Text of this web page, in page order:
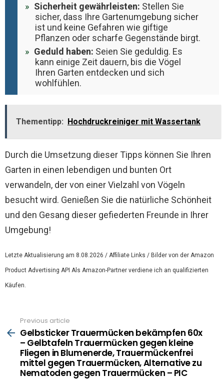
Sicherheit gewährleisten: Stellen Sie
sicher, dass Ihre Gartenumgebung sicher
ist und keine Gefahren wie giftige
Pflanzen oder scharfe Gegenstände birgt.
Geduld haben: Seien Sie geduldig. Es
kann einige Zeit dauern, bis die Vögel
Ihren Garten entdecken und sich
wohlfühlen.
Thementipp: Hochdruckreiniger mit Wassertank
Durch die Umsetzung dieser Tipps können Sie Ihren
Garten in einen lebendigen und bunten Ort
verwandeln, der von einer Vielzahl von Vögeln
besucht wird. Genießen Sie die natürliche Schönheit
und den Gesang dieser gefiederten Freunde in Ihrer
Umgebung!
Letzte Aktualisierung am 8.08.2026 / Affiliate Links / Bilder von der Amazon
Product Advertising API Als Amazon-Partner verdiene ich an qualifizierten
Käufen.
more
Previous article
Gelbsticker Trauermücken bekämpfen 60x
– Gelbtafeln Trauermücken gegen kleine
Fliegen in Blumenerde, Trauermückenfrei
mittel gegen Trauermücken, Alternative zu
Nematoden gegen Trauermücken – PIC